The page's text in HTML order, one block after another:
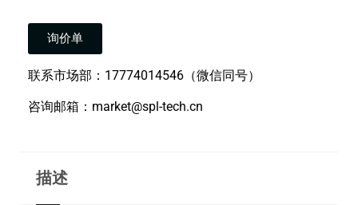
询价单
联系市场部：17774014546（微信同号）
咨询邮箱：market@spl-tech.cn
描述